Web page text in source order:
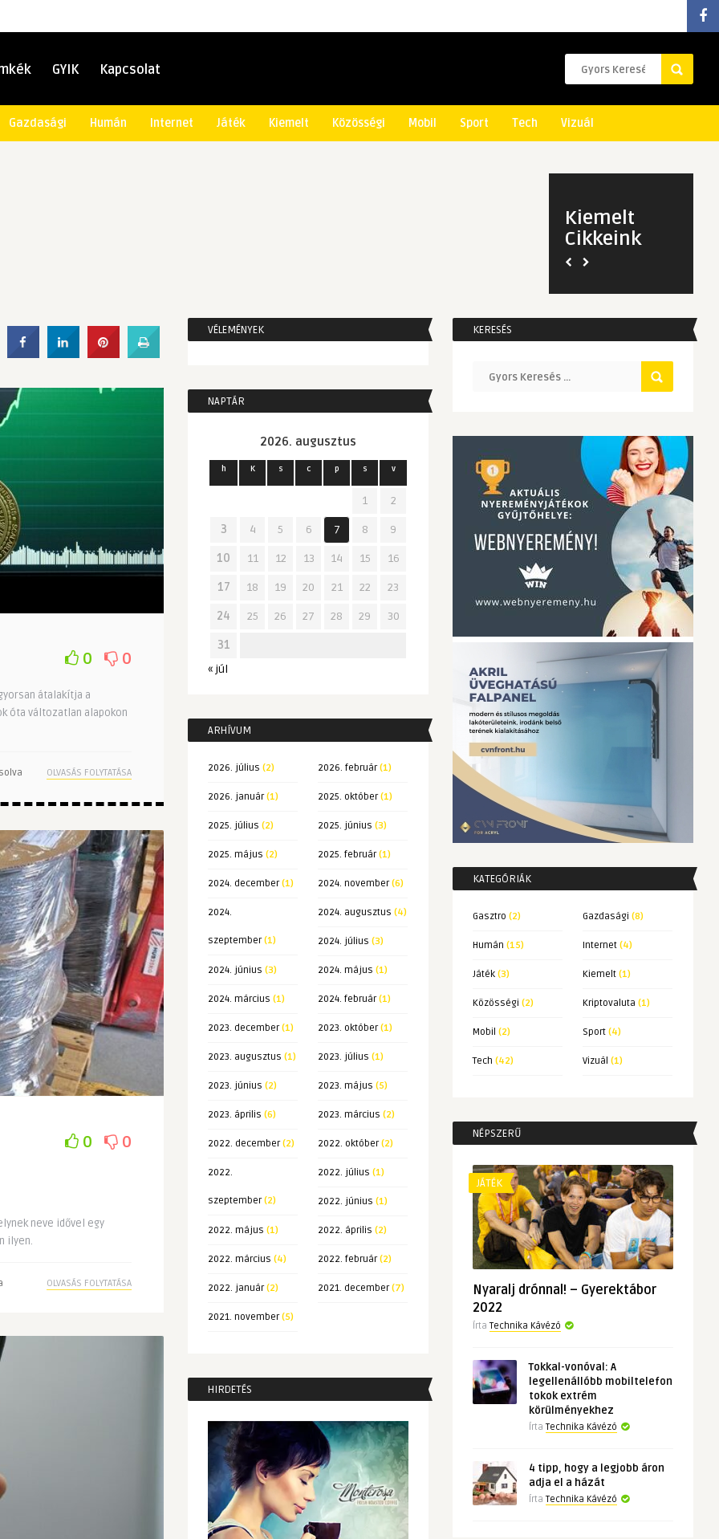
GYIK Kapcsolat
Gazdasági Humán Internet Játék Kiemelt Közösségi Mobil Sport Tech Vizuál
Kiemelt
Cikkeink
0 0
átalakítja a
óta változatlan alapokon
OLVASÁS FOLYTATÁSA
0 0
neve idővel egy
ilyen.
OLVASÁS FOLYTATÁSA
VÉLEMÉNYEK
NAPTÁR
2026. augusztus
h K s c p s v
1 2
3 4 5 6 7 8 9
10 11 12 13 14 15 16
17 18 19 20 21 22 23
24 25 26 27 28 29 30
31
« júl
ARHÍVUM
2026. július (2) 2026. február(1)
2026. január(1) 2025. október(1)
2025. július (2) 2025. június (3)
2025. május (2) 2025. február(1)
2024. december(1) 2024. november(6)
2024.
szeptember(1)
2024. augusztus (4)
2024. július (3)
2024. június (3) 2024. május (1)
2024. március (1) 2024. február(1)
2023. december(1) 2023. október(1)
2023. augusztus (1) 2023. július (1)
2023. június (2) 2023. május (5)
2023. április (6) 2023. március (2)
2022. december(2) 2022. október(2)
2022.
szeptember(2)
2022. július (1)
2022. június (1)
2022. május (1) 2022. április (2)
2022. március (4) 2022. február(2)
2022. január(2) 2021. december(7)
2021. november(5)
HIRDETÉS
KERESÉS
KATEGÓRIÁK
Gasztro (2) Gazdasági (8)
Humán (15) Internet (4)
Játék (3) Kiemelt (1)
Közösségi (2) Kriptovaluta (1)
Mobil (2) Sport (4)
Tech (42) Vizuál (1)
NÉPSZERŰ
JÁTÉK
Nyaralj drónnal! – Gyerektábor
2022
Írta Technika Kávézó
Tokkal-vonóval: A
legellenállóbb mobiltelefon
tokok extrém
körülményekhez
Írta Technika Kávézó
4 tipp, hogy a legjobb áron
adja el a házát
Írta Technika Kávézó